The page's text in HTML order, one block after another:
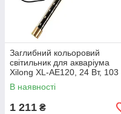
Заглибний кольоровий
світильник для акваріума
Xilong XL-AE120, 24 Вт, 103
см із перемиканням кольорів
В наявності
1 211 ₴